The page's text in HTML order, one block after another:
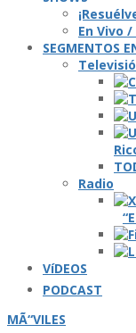
En Vivo
SEGMENTOS
Radio
VíDEOS
PODCAST
MÃ“VILES